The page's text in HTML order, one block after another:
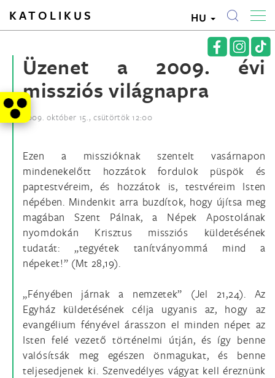
KATOLIKUS HU
Üzenet a 2009. évi
missziós világnapra
2009. október 15., csütörtök 12:00
Ezen a misszióknak szentelt vasárnapon
mindenekelőtt hozzátok fordulok püspök és
paptestvéreim, és hozzátok is, testvéreim Isten
népében. Mindenkit arra buzdítok, hogy újítsa meg
magában Szent Pálnak, a Népek Apostolának
nyomdokán Krisztus missziós küldetésének
tudatát: „tegyétek tanítványommá mind a
népeket!” (Mt 28,19).
„Fényében járnak a nemzetek” (Jel 21,24). Az
Egyház küldetésének célja ugyanis az, hogy az
evangélium fényével árasszon el minden népet az
Isten felé vezető történelmi útján, és így benne
valósítsák meg egészen önmagukat, és benne
teljesedjenek ki. Szenvedélyes vágyat kell éreznünk